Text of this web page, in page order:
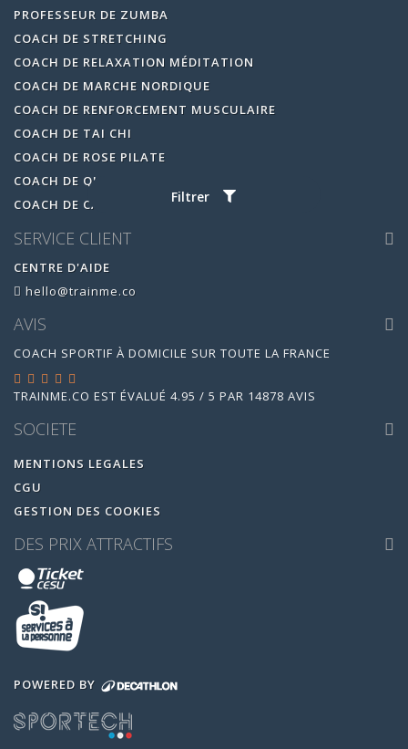
Filtrer
PROFESSEUR DE ZUMBA
COACH DE STRETCHING
COACH DE RELAXATION MÉDITATION
COACH DE MARCHE NORDIQUE
COACH DE RENFORCEMENT MUSCULAIRE
COACH DE TAI CHI
COACH DE ROSE PILATE
COACH DE QI GONG
COACH DE CARDIO BOXING
SERVICE CLIENT
CENTRE D'AIDE
hello@trainme.co
AVIS
COACH SPORTIF À DOMICILE SUR TOUTE LA FRANCE
TRAINME.CO EST ÉVALUÉ 4.95 / 5 PAR 14878 AVIS
SOCIETE
MENTIONS LEGALES
CGU
GESTION DES COOKIES
DES PRIX ATTRACTIFS
POWERED BY